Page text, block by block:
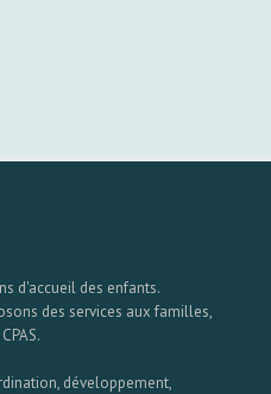
d'accueil des enfants.
des services aux familles,
développement,